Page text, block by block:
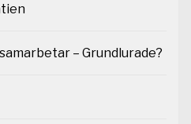
– Grundlurade?